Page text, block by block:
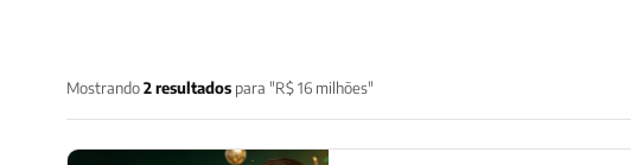
Mostrando2 resultados para "R$ 16 milhões"